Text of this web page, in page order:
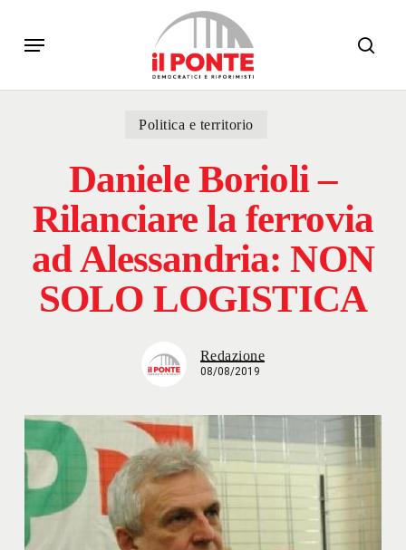
main
Menu
Politica e territorio
Daniele Borioli –
Rilanciare la ferrovia
ad Alessandria: NON
SOLO LOGISTICA
Redazione
08/08/2019